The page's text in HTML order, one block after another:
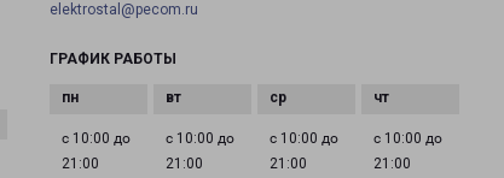
elektrostal@pecom.ru
ГРАФИК РАБОТЫ
с 10:00 до
21:00
с 10:00 до
21:00
с 10:00 до
21:00
с 10:00 до
21:00